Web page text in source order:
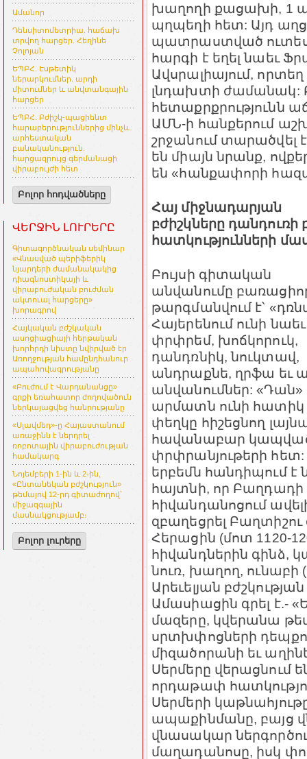
Ամանոր
Դենսիտոմետրիա. հաճախ
տրվող հարցեր. Հեղինե
Չոլոյան
ԵՊԲՀ. Էսթետիկ
ներարկումներ. արդի
միտումներ և անվտանգային
հարցեր
ԵՊԲՀ. Բժիշկ-պացիենտ
հարաբերություններից մինչև
արհեստական
բանականություն.
հարցազրույց գերմանացի
վիրաբույժի հետ
Բոլոր հոդվածները
ՎԵՐՋԻՆ ԼՈՒՐԵՐԸ
Գիտագործնական սեմինար
«Վնասված պերիֆերիկ
նյարդերի ժամանակակից
դիագնոստիկայի և
վիրաբուժական բուժման
ակտուալ հարցերը»
խորագրով
Հայկական բժշկական
ասոցիացիայի հերթական
խորհրդի նիստը նվիրված էր
Առողջության համընդհանուր
ապահովագրությանը
«Բուժում է Վարդանանցը»
գրքի եռահատոր ժողովածուն
ներկայացվեց հանրությանը
«Սլավմեդ»-ը Հայաստանում
առաջինն է ներդրել
ռոբոտային վիրաբուժության
համակարգ
Նոյեմբերի 1-ին և 2-ին,
«Ընտանեկան բժշկություն»
թեմայով 12-րդ գիտաժողով՝
միջազգային
մասնակցությամբ։
Բոլոր լուրերը
խաղողի քացախի, 1
պղպեղի հետ: Այդ
պատրաստված
հարգի է եղել նաեւ
Ավսրալիայում,
լնդախտի ժամանակ:
հետաքրքրությունն
ԱՄՆ-ի հանքերում
շրջանում տարածվել
են միայն նրանք,
են «հանքափորի
Հայ միջնադարյան
բժիշկները դանդուռի
հատկությունների
Բույսի գիտական
անվանումը
թարգմանվում է՝
Հայերենում ունի նաեւ
փրփրեմ, խոճկորուկ,
դանդռնիկ, նուկտավ,
անդրաքնե, ղրֆա եւ
անվանումներ: «Դան»
արմատն ունի
փեղկը հիշեցնող
հավանաբար կապված
փրփրանյութերի
երբեմն հանդիպում է
հայտնի, որ
հիվանդանոցում
զբաղեցրել
Հերացին (մոտ 1120-
հիվանդներին գինձ,
նուռ, խաղող,
Արեւելյան
Ամասիացին գրել է.-
մազերը, կվերանա
սրտխփոցների
միզածորանի եւ
Սերմերը վերացնում
որդաթափ
Սերմերի
ապաքինմանը, բայց
վնասակար
մաղադանոսը, իսկ